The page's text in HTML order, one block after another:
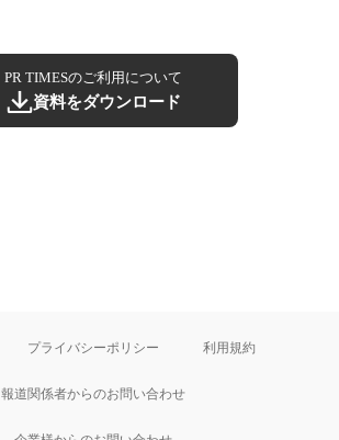
PR TIMESのご利用について
資料をダウンロード
プライバシーポリシー 利用規約
報道関係者からのお問い合わせ